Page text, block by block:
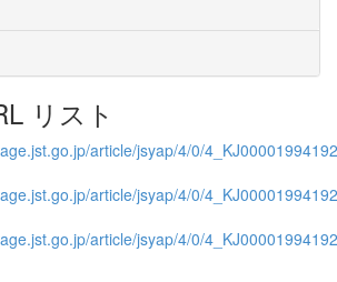
リスト
article/jsyap/4/0/
article/jsyap/4/0/
article/jsyap/4/0/